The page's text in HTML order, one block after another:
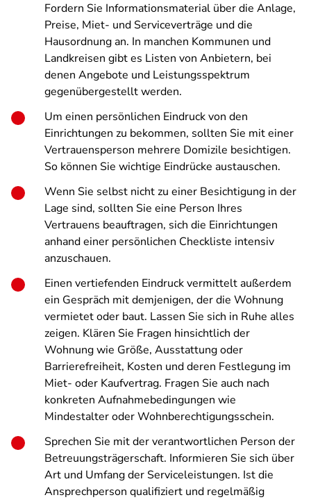
Fordern Sie Informationsmaterial über die Anlage,
Preise, Miet- und Serviceverträge und die
Hausordnung an. In manchen Kommunen und
Landkreisen gibt es Listen von Anbietern, bei
denen Angebote und Leistungsspektrum
gegenübergestellt werden.
Um einen persönlichen Eindruck von den
Einrichtungen zu bekommen, sollten Sie mit einer
Vertrauensperson mehrere Domizile besichtigen.
So können Sie wichtige Eindrücke austauschen.
Wenn Sie selbst nicht zu einer Besichtigung in der
Lage sind, sollten Sie eine Person Ihres
Vertrauens beauftragen, sich die Einrichtungen
anhand einer persönlichen Checkliste intensiv
anzuschauen.
Einen vertiefenden Eindruck vermittelt außerdem
ein Gespräch mit demjenigen, der die Wohnung
vermietet oder baut. Lassen Sie sich in Ruhe alles
zeigen. Klären Sie Fragen hinsichtlich der
Wohnung wie Größe, Ausstattung oder
Barrierefreiheit, Kosten und deren Festlegung im
Miet- oder Kaufvertrag. Fragen Sie auch nach
konkreten Aufnahmebedingungen wie
Mindestalter oder Wohnberechtigungsschein.
Sprechen Sie mit der verantwortlichen Person der
Betreuungsträgerschaft. Informieren Sie sich über
Art und Umfang der Serviceleistungen. Ist die
Ansprechperson qualifiziert und regelmäßig